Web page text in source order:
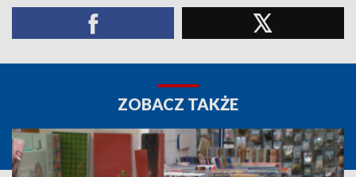
ZOBACZ TAKŻE